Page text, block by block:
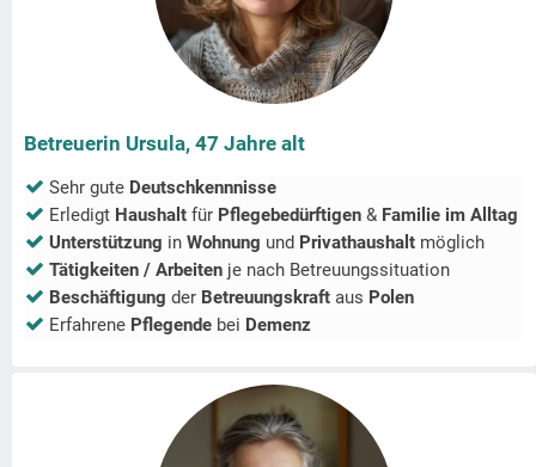
Betreuerin Ursula, 47 Jahre alt
Sehr gute Deutschkennnisse
Erledigt Haushalt für Pflegebedürftigen & Familie im Alltag
Unterstützung in Wohnung und Privathaushalt möglich
Tätigkeiten / Arbeiten je nach Betreuungssituation
Beschäftigung der Betreuungskraft aus Polen
Erfahrene Pflegende bei Demenz